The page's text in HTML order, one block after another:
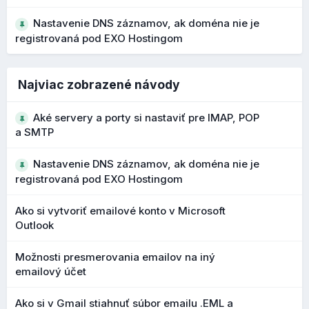
jednoduchší prechod z Outlooku alebo iných klientov
menej stratených údajov pri importe
Rozšírené vyhľadávanie kontaktov
kontaktov, ktorý rozširuje možnosti filtrovania a
vyhľadávania v adresári.
Čo to prináša?
presnejšie vyhľadávanie vo väčších adresároch
Bezpečnejšie upozornenia na podozrivé
Nastavenie DNS záznamov, ak doména nie je
registrovaná pod EXO Hostingom
Najviac zobrazené návody
Aké servery a porty si nastaviť pre IMAP, POP
a SMTP
Nastavenie DNS záznamov, ak doména nie je
registrovaná pod EXO Hostingom
Ako si vytvoriť emailové konto v Microsoft
Outlook
Možnosti presmerovania emailov na iný
emailový účet
Ako si v Gmail stiahnuť súbor emailu .EML a